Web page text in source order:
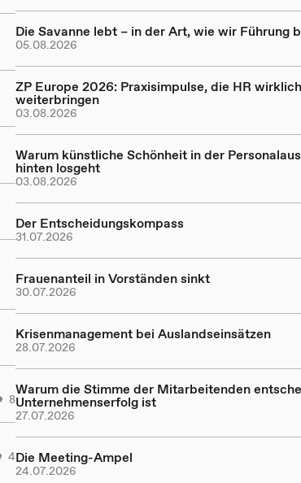
8
4
Die Savanne lebt – in der Art, wie wir Führung
05.08.2026
ZP Europe 2026: Praxisimpulse, die HR wirklich
weiterbringen
03.08.2026
Warum künstliche Schönheit in der
hinten losgeht
03.08.2026
Der Entscheidungskompass
31.07.2026
Frauenanteil in Vorständen sinkt
30.07.2026
Krisenmanagement bei Auslandseinsätzen
28.07.2026
Warum die Stimme der Mitarbeitenden
Unternehmenserfolg ist
27.07.2026
Die Meeting-Ampel
24.07.2026